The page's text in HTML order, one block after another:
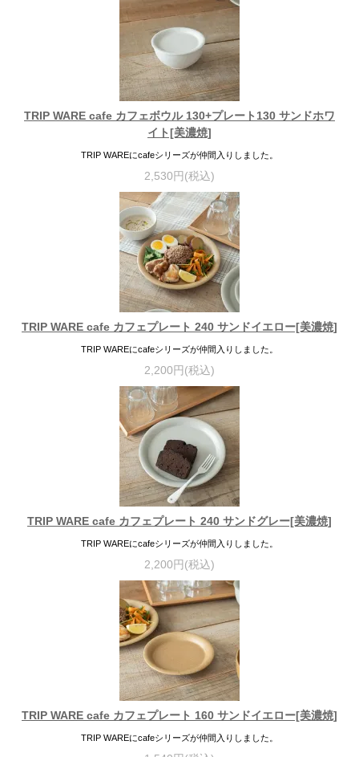
TRIP WARE cafe カフェボウル 130+プレート130 サンドホワ
イト[美濃焼]
TRIP WAREにcafeシリーズが仲間入りしました。
2,530円(税込)
TRIP WARE cafe カフェプレート 240 サンドイエロー[美濃焼]
TRIP WAREにcafeシリーズが仲間入りしました。
2,200円(税込)
TRIP WARE cafe カフェプレート 240 サンドグレー[美濃焼]
TRIP WAREにcafeシリーズが仲間入りしました。
2,200円(税込)
TRIP WARE cafe カフェプレート 160 サンドイエロー[美濃焼]
TRIP WAREにcafeシリーズが仲間入りしました。